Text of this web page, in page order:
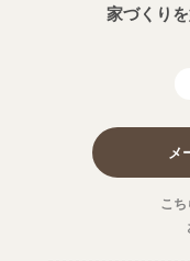
家づくり
メ
こ